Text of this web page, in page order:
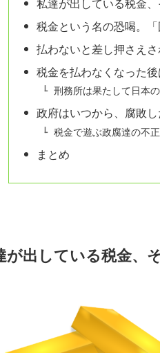
私達が出している税金
税金という名の恐喝。
払わないと差し押さえ
税金を払わなくなった
刑務所は果たして日本
政府はいつから、腐敗し
税金で遊ぶ政腐達の不
まとめ
が出している税金、